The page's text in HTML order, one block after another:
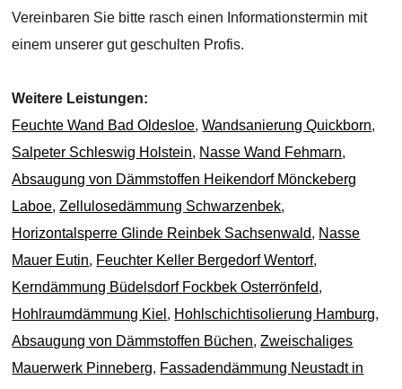
Vereinbaren Sie bitte rasch einen Informationstermin mit
einem unserer gut geschulten Profis.
Weitere Leistungen:
Feuchte Wand Bad Oldesloe,Wandsanierung Quickborn,
Salpeter Schleswig Holstein, Nasse Wand Fehmarn,
Absaugung von Dämmstoffen Heikendorf Mönckeberg
Laboe,Zellulosedämmung Schwarzenbek,
Horizontalsperre Glinde Reinbek Sachsenwald, Nasse
Mauer Eutin, Feuchter Keller Bergedorf Wentorf,
Kerndämmung Büdelsdorf Fockbek Osterrönfeld,
Hohlraumdämmung Kiel , Hohlschichtisolierung Hamburg,
Absaugung von Dämmstoffen Büchen,Zweischaliges
Mauerwerk Pinneberg, Fassadendämmung Neustadt in